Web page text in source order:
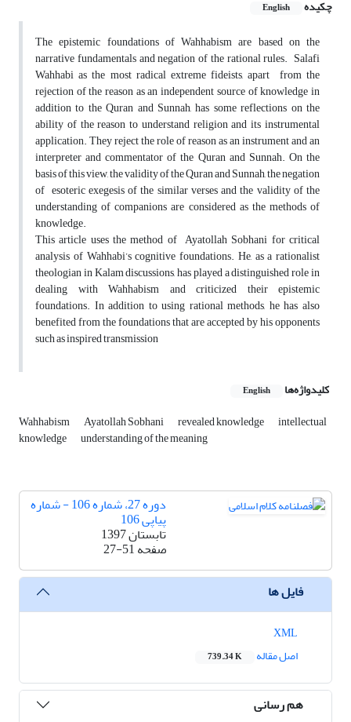
چکیده English
The epistemic foundations of Wahhabism are based on the
narrative fundamentals and negation of the rational rules. Salafi
Wahhabi as the most radical extreme fideists, apart from the
rejection of the reason as an independent source of knowledge in
addition to the Quran and Sunnah, has some reflections on the
ability of the reason to understand religion and its instrumental
application. They reject the role of reason as an instrument and an
interpreter and commentator of the Quran and Sunnah. On the
basis of this view, the validity of the Quran and Sunnah, the negation
of esoteric exegesis of the similar verses and the validity of the
understanding of companions are considered as the methods of
knowledge.
This article uses the method of Ayatollah Sobhani for critical
analysis of Wahhabi’s cognitive foundations. He, as a rationalist
theologian in Kalam discussions, has played a distinguished role in
dealing with Wahhabism and criticized their epistemic
foundations. In addition to using rational methods, he has also
benefited from the foundations that are accepted by his opponents
such as inspired transmission
کلیدواژه‌ها English
Wahhabism Ayatollah Sobhani revealed knowledge intellectual
knowledge understanding of the meaning
دوره 27، شماره 106 - شماره
پیاپی 106
تابستان 1397
صفحه27-51
فایل ها
اصل مقاله
739.34 K
هم رسانی